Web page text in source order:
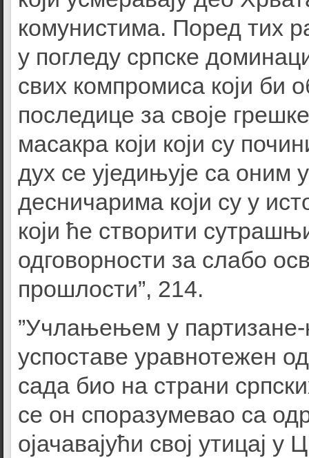
комунистима. Поред тих
у погледу српске
свих компромиса који би
последице за своје
масакра који који су
дух се уједињује са
десничарима који су у
који ће створити
одговорности за слабо
прошлости”, 214.
”Учлањењем у
успоставе уравнотежен
сада био на страни
се он споразумевао са
ојачавајући свој утицај